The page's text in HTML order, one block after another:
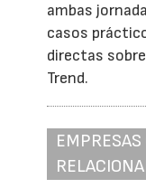
ambas
casos
directas
Trend.